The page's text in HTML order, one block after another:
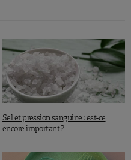
Sel et pression sanguine : est-ce
encore important ?